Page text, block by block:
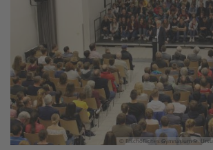
© Bischöfliches Gymnasium St.